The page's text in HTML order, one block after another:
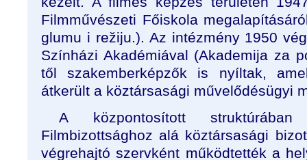
Filmművészeti Főiskola
glumu i režiju.). Az intézmény 1950
Színházi Akadémiával (Akademija za
től szakemberképzők is nyíltak,
átkerült a köztársasági művelődésügyi
A központosított
Filmbizottsághoz alá köztársasági
végrehajtó szervként működtették a